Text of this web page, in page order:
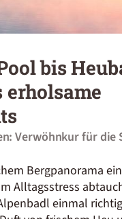
bis
erholsame
Verwöhnkur für die
Bergpanorama
Alltagsstress
einmal